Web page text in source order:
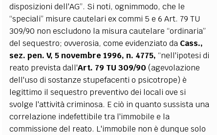
disposizioni dell'AG”. Si noti, ognimmodo, che le
“speciali” misure cautelari ex commi 5 e 6 Art. 79 TU
309/90 non escludono la misura cautelare “ordinaria”
del sequestro; ovverosia, come evidenziato da Cass.,
sez. pen. V, 5 novembre 1996, n. 4775, “nell'ipotesi di
reato prevista dall'Art. 79 TU 309/90 (agevolazione
dell'uso di sostanze stupefacenti o psicotrope) è
legittimo il sequestro preventivo dei locali ove si
svolge l'attività criminosa. E ciò in quanto sussista una
correlazione indefettibile tra l'immobile e la
commissione del reato. L'immobile non è dunque solo